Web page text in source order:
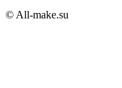
© All-make.su